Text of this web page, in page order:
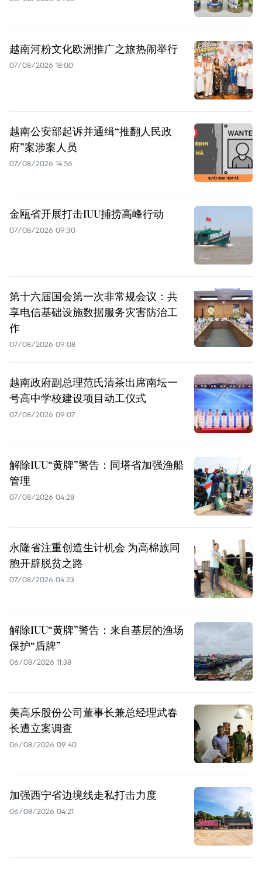
越南河粉文化欧洲推广之旅热闹举行
07/08/2026 18:00
越南公安部起诉并通缉“推翻人民政
府”案涉案人员
07/08/2026 14:56
金瓯省开展打击IUU捕捞高峰行动
07/08/2026 09:30
第十六届国会第一次非常规会议：共
享电信基础设施数据服务灾害防治工
作
07/08/2026 09:08
越南政府副总理范氏清茶出席南坛一
号高中学校建设项目动工仪式
07/08/2026 09:07
解除IUU“黄牌”警告：同塔省加强渔船
管理
07/08/2026 04:28
永隆省注重创造生计机会 为高棉族同
胞开辟脱贫之路
07/08/2026 04:23
解除IUU“黄牌”警告：来自基层的渔场
保护“盾牌”
06/08/2026 11:38
美高乐股份公司董事长兼总经理武春
长遭立案调查
06/08/2026 09:40
加强西宁省边境线走私打击力度
06/08/2026 04:21